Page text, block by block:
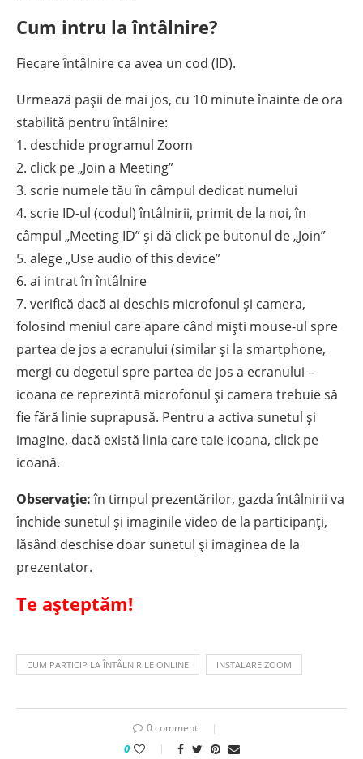
Cum intru la întâlnire?
Fiecare întâlnire ca avea un cod (ID).
Urmează pașii de mai jos, cu 10 minute înainte de ora
stabilită pentru întâlnire:
1. deschide programul Zoom
2. click pe „Join a Meeting”
3. scrie numele tău în câmpul dedicat numelui
4. scrie ID-ul (codul) întâlnirii, primit de la noi, în
câmpul „Meeting ID” și dă click pe butonul de „Join”
5. alege „Use audio of this device”
6. ai intrat în întâlnire
7. verifică dacă ai deschis microfonul și camera,
folosind meniul care apare când miști mouse-ul spre
partea de jos a ecranului (similar și la smartphone,
mergi cu degetul spre partea de jos a ecranului –
icoana ce reprezintă microfonul și camera trebuie să
fie fără linie suprapusă. Pentru a activa sunetul și
imagine, dacă există linia care taie icoana, click pe
icoană.
Observație:în timpul prezentărilor, gazda întâlnirii va
închide sunetul și imaginile video de la participanți,
lăsând deschise doar sunetul și imaginea de la
prezentator.
Te așteptăm!
CUM PARTICIP LA ÎNTÂLNIRILE ONLINE INSTALARE ZOOM
0 comment
0